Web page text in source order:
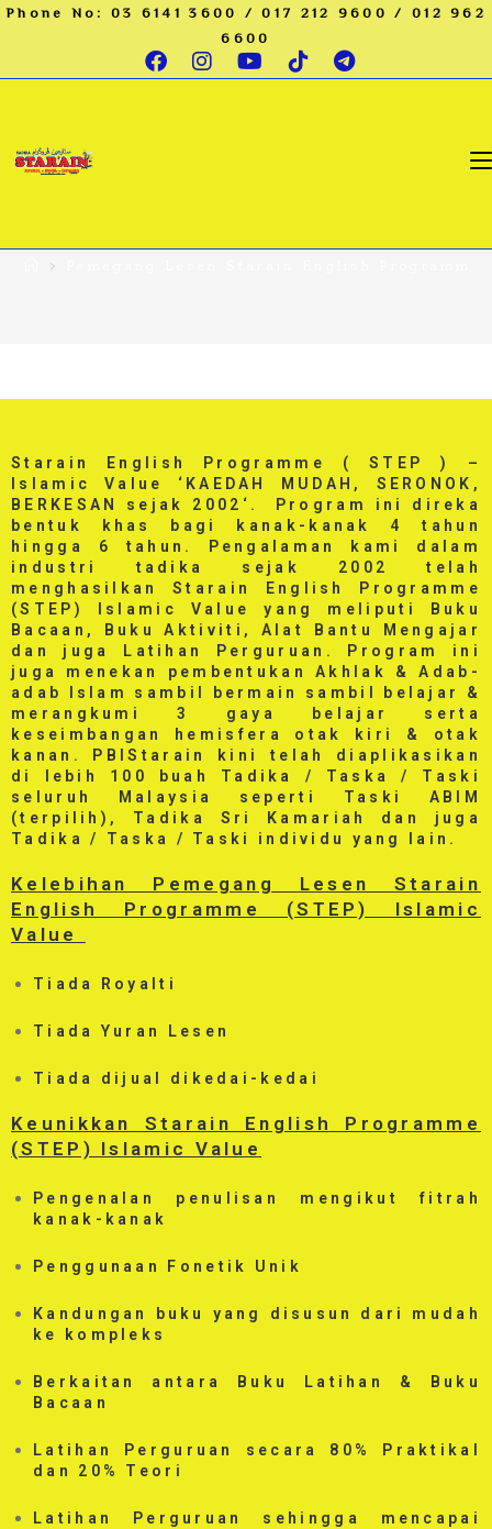
Phone No: 03 6141 3600 / 017 212 9600 / 012 962
6600
Pemegang Lesen Starain
>
Starain English Programme ( STEP ) –
Islamic Value
‘KAEDAH MUDAH, SERONOK,
BERKESAN sejak 2002 ‘. Program ini direka
bentuk khas bagi kanak-kanak 4 tahun
hingga 6 tahun. Pengalaman kami dalam
industri tadika sejak 2002 telah
menghasilkan Starain English Programme
(STEP) Islamic Value yang meliputi Buku
Bacaan, Buku Aktiviti, Alat Bantu Mengajar
dan juga Latihan Perguruan. Program ini
juga menekan pembentukan Akhlak & Adab-
adab Islam sambil bermain sambil belajar &
merangkumi 3 gaya belajar serta
keseimbangan hemisfera otak kiri & otak
kanan. PBIStarain kini telah diaplikasikan
di lebih 100 buah Tadika / Taska / Taski
seluruh Malaysia seperti Taski ABIM
(terpilih), Tadika Sri Kamariah dan juga
Tadika / Taska / Taski individu yang lain.
Kelebihan Pemegang Lesen Starain
English Programme (STEP) Islamic
Value
Tiada Royalti
Tiada Yuran Lesen
Tiada dijual dikedai-kedai
Keunikkan Starain English Programme
(STEP) Islamic Value
Pengenalan penulisan mengikut fitrah
kanak-kanak
Penggunaan Fonetik Unik
Kandungan buku yang disusun dari mudah
ke kompleks
Berkaitan antara Buku Latihan & Buku
Bacaan
Latihan Perguruan secara 80% Praktikal
dan 20% Teori
Latihan Perguruan sehingga mencapai